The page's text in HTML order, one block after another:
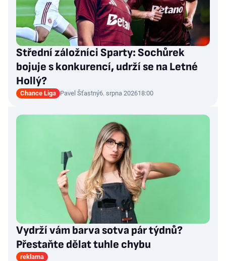
Střední záložníci Sparty: Sochůrek
bojuje s konkurencí, udrží se na Letné
Hollý?
Chance Liga Pavel Šťastný6. srpna 202618:00
Vydrží vám barva sotva pár týdnů?
Přestaňte dělat tuhle chybu
reklama